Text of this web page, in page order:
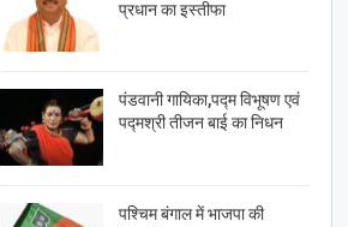
प्रधान का इस्तीफा
पंडवानी गायिका,पद्म विभूषण एवं
पद्मश्री तीजन बाई का निधन
पश्चिम बंगाल में भाजपा की